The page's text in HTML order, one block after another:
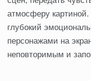
атмосферу картиной.
глубокий
персонажами на
неповторимым и